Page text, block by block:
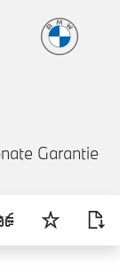
Garantie